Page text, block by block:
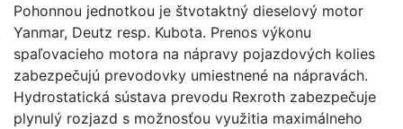
Pohonnou jednotkou je štvotaktný dieselový motor
Yanmar, Deutz resp. Kubota. Prenos výkonu
spaľovacieho motora na nápravy pojazdových kolies
zabezpečujú prevodovky umiestnené na nápravách.
Hydrostatická sústava prevodu Rexroth zabezpečuje
plynulý rozjazd s možnosťou využitia maximálneho